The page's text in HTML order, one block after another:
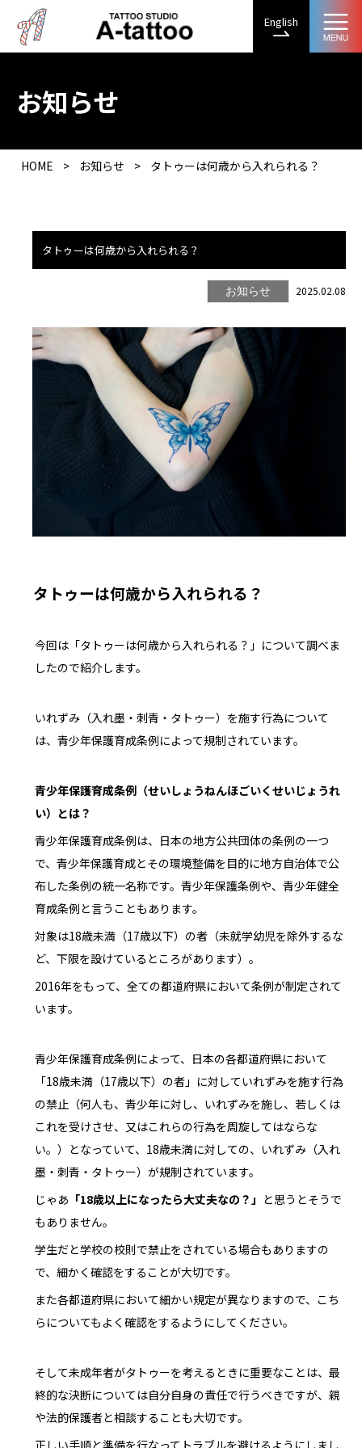
English
お知らせ
HOME > お知らせ > タトゥーは何歳から入れられる？
タトゥーは何歳から入れられる？
お知らせ 2025.02.08
タトゥーは何歳から入れられる？
今回は「タトゥーは何歳から入れられる？」について調べま
したので紹介します。
いれずみ（入れ墨・刺青・タトゥー）を施す行為について
は、青少年保護育成条例によって規制されています。
青少年保護育成条例（せいしょうねんほごいくせいじょうれ
い）とは？
青少年保護育成条例は、日本の地方公共団体の条例の一つ
で、青少年保護育成とその環境整備を目的に地方自治体で公
布した条例の統一名称です。青少年保護条例や、青少年健全
育成条例と言うこともあります。
対象は18歳未満（17歳以下）の者（未就学幼児を除外するな
ど、下限を設けているところがあります）。
2016年をもって、全ての都道府県において条例が制定されて
います。
青少年保護育成条例によって、日本の各都道府県において
「18歳未満（17歳以下）の者」に対していれずみを施す行為
の禁止（何人も、青少年に対し、いれずみを施し、若しくは
これを受けさせ、又はこれらの行為を周旋してはならな
い。）となっていて、18歳未満に対しての、いれずみ（入れ
墨・刺青・タトゥー）が規制されています。
じゃあ 「18歳以上になったら大丈夫なの？」 と思うとそうで
もありません。
学生だと学校の校則で禁止をされている場合もありますの
で、細かく確認をすることが大切です。
また各都道府県において細かい規定が異なりますので、こち
らについてもよく確認をするようにしてください。
そして未成年者がタトゥーを考えるときに重要なことは、最
終的な決断については自分自身の責任で行うべきですが、親
や法的保護者と相談することも大切です。
正しい手順と準備を行なってトラブルを避けるようにしまし